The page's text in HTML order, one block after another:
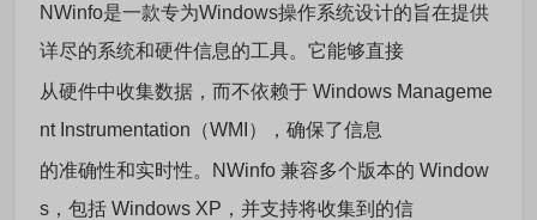
NWinfo是一款专为Windows操作系统设计的旨在提供
详尽的系统和硬件信息的工具。它能够直接
从硬件中收集数据，而不依赖于 Windows Manageme
nt Instrumentation（WMI），确保了信息
的准确性和实时性。NWinfo 兼容多个版本的 Window
s，包括 Windows XP，并支持将收集到的信